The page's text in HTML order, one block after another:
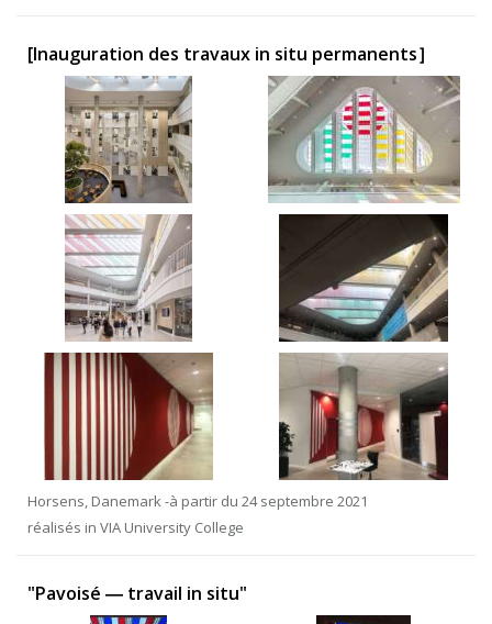
[Inauguration des travaux in situ permanents］
Horsens, Danemark -à partir du 24 septembre 2021
réalisés in VIA University College
"Pavoisé ― travail in situ"